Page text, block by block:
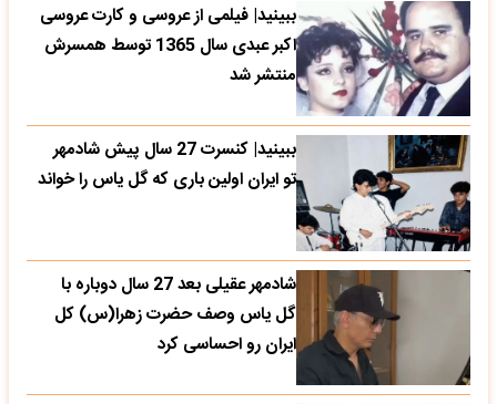
ببینید| فیلمی از عروسی و کارت عروسی
اکبر عبدی سال 1365 توسط همسرش
منتشر شد
ببینید| کنسرت 27 سال پیش شادمهر
تو ایران اولین باری که گل یاس را خواند
شادمهر عقیلی بعد 27 سال دوباره با
گل یاس وصف حضرت زهرا(س) کل
ایران رو احساسی کرد